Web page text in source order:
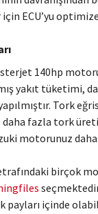
ECU’yu
140hp
yakıt tüketimi,
Tork
daha fazla tork
motorunuz daha
birçok
payları içinde